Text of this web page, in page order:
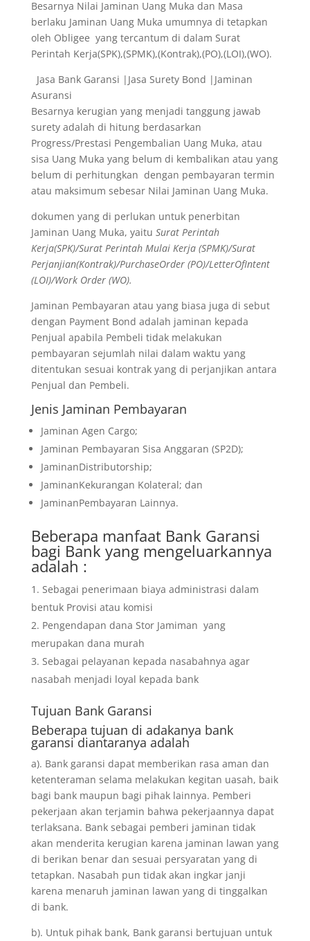
Besarnya Nilai Jaminan Uang Muka dan Masa
berlaku Jaminan Uang Muka umumnya di tetapkan
oleh Obligee yang tercantum di dalam Surat
Perintah Kerja(SPK),(SPMK),(Kontrak),(PO),(LOI),(WO).
Jasa Bank Garansi |Jasa Surety Bond |Jaminan
Asuransi
Besarnya kerugian yang menjadi tanggung jawab
surety adalah di hitung berdasarkan
Progress/Prestasi Pengembalian Uang Muka, atau
sisa Uang Muka yang belum di kembalikan atau yang
belum di perhitungkan dengan pembayaran termin
atau maksimum sebesar Nilai Jaminan Uang Muka.
dokumen yang di perlukan untuk penerbitan
Jaminan Uang Muka, yaitu Surat Perintah
Kerja(SPK)/Surat Perintah Mulai Kerja (SPMK)/Surat
Perjanjian(Kontrak)/PurchaseOrder (PO)/LetterOfIntent
(LOI)/Work Order (WO).
Jaminan Pembayaran atau yang biasa juga di sebut
dengan Payment Bond adalah jaminan kepada
Penjual apabila Pembeli tidak melakukan
pembayaran sejumlah nilai dalam waktu yang
ditentukan sesuai kontrak yang di perjanjikan antara
Penjual dan Pembeli.
Jenis Jaminan Pembayaran
Jaminan Agen Cargo;
Jaminan Pembayaran Sisa Anggaran (SP2D);
JaminanDistributorship;
JaminanKekurangan Kolateral; dan
JaminanPembayaran Lainnya.
Beberapa manfaat Bank Garansi
bagi Bank yang mengeluarkannya
adalah :
Sebagai penerimaan biaya administrasi dalam
bentuk Provisi atau komisi
Pengendapan dana Stor Jamiman yang
merupakan dana murah
Sebagai pelayanan kepada nasabahnya agar
nasabah menjadi loyal kepada bank
Tujuan Bank Garansi
Beberapa tujuan di adakanya bank
garansi diantaranya adalah
a). Bank garansi dapat memberikan rasa aman dan
ketenteraman selama melakukan kegitan uasah, baik
bagi bank maupun bagi pihak lainnya. Pemberi
pekerjaan akan terjamin bahwa pekerjaannya dapat
terlaksana. Bank sebagai pemberi jaminan tidak
akan menderita kerugian karena jaminan lawan yang
di berikan benar dan sesuai persyaratan yang di
tetapkan. Nasabah pun tidak akan ingkar janji
karena menaruh jaminan lawan yang di tinggalkan
di bank.
b). Untuk pihak bank, Bank garansi bertujuan untuk